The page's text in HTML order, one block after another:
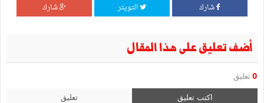
شارك التويتر شارك
أضف تعليق على هذا المقال
0 تعليق
اكتب تعليق تعليق